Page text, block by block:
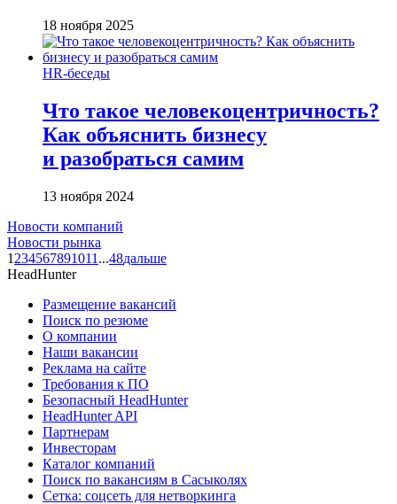
18 ноября 2025
HR-беседы
Что такое человеко­центричность?
Как объяснить бизнесу
и разобраться самим
13 ноября 2024
Новости компаний
Новости рынка
1 234567891011 ...48дальше
HeadHunter
Размещение вакансий
Поиск по резюме
О компании
Наши вакансии
Реклама на сайте
Требования к ПО
Безопасный HeadHunter
HeadHunter API
Партнерам
Инвесторам
Каталог компаний
Поиск по вакансиям в Сасыколях
Сетка: соцсеть для нетворкинга